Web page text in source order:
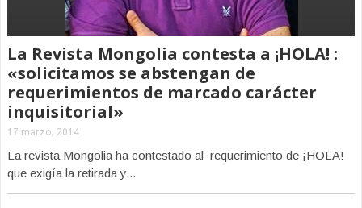
La Revista Mongolia contesta a ¡HOLA! :
«solicitamos se abstengan de
requerimientos de marcado carácter
inquisitorial»
17 marzo, 2014
La revista Mongolia ha contestado al requerimiento de ¡HOLA!
que exigía la retirada y...